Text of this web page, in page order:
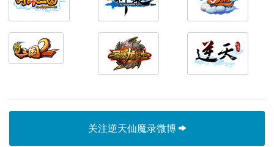
关注逆天仙魔录微博